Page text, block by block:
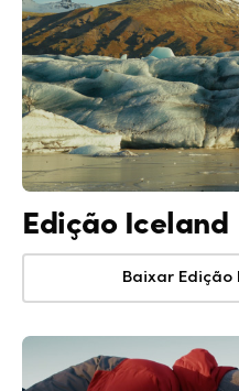
Edição Iceland
Baixar Edição